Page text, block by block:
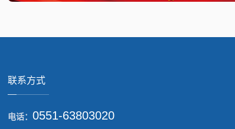
联系方式
电话：0551-63803020